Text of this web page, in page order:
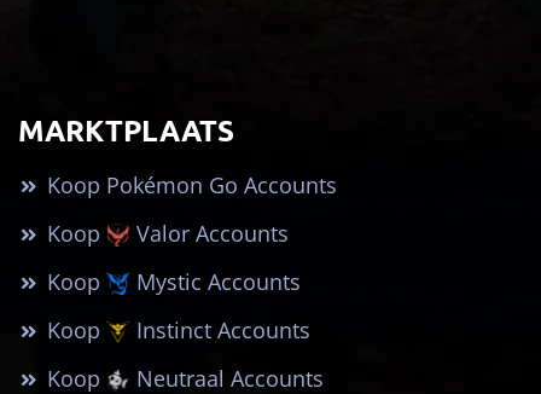
MARKTPLAATS
Koop Pokémon Go Accounts
Koop
Valor Accounts
Koop
Mystic Accounts
Koop
Instinct Accounts
Koop
Neutraal Accounts